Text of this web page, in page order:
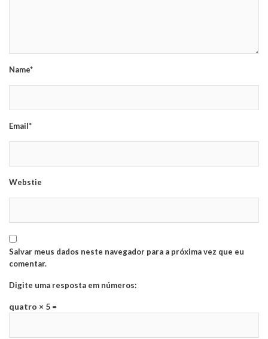
Name*
Email*
Webstie
Salvar meus dados neste navegador para a próxima vez que eu
comentar.
Digite uma resposta em números:
quatro × 5 =